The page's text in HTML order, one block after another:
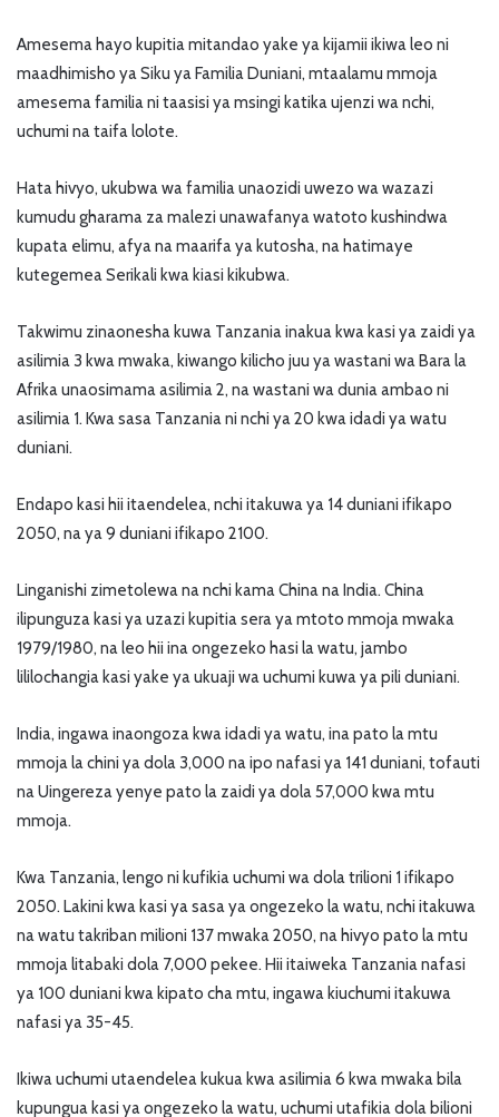
Amesema hayo kupitia mitandao yake ya kijamii ikiwa leo ni
maadhimisho ya Siku ya Familia Duniani, mtaalamu mmoja
amesema familia ni taasisi ya msingi katika ujenzi wa nchi,
uchumi na taifa lolote.
Hata hivyo, ukubwa wa familia unaozidi uwezo wa wazazi
kumudu gharama za malezi unawafanya watoto kushindwa
kupata elimu, afya na maarifa ya kutosha, na hatimaye
kutegemea Serikali kwa kiasi kikubwa.
Takwimu zinaonesha kuwa Tanzania inakua kwa kasi ya zaidi ya
asilimia 3 kwa mwaka, kiwango kilicho juu ya wastani wa Bara la
Afrika unaosimama asilimia 2, na wastani wa dunia ambao ni
asilimia 1. Kwa sasa Tanzania ni nchi ya 20 kwa idadi ya watu
duniani.
Endapo kasi hii itaendelea, nchi itakuwa ya 14 duniani ifikapo
2050, na ya 9 duniani ifikapo 2100.
Linganishi zimetolewa na nchi kama China na India. China
ilipunguza kasi ya uzazi kupitia sera ya mtoto mmoja mwaka
1979/1980, na leo hii ina ongezeko hasi la watu, jambo
lililochangia kasi yake ya ukuaji wa uchumi kuwa ya pili duniani.
India, ingawa inaongoza kwa idadi ya watu, ina pato la mtu
mmoja la chini ya dola 3,000 na ipo nafasi ya 141 duniani, tofauti
na Uingereza yenye pato la zaidi ya dola 57,000 kwa mtu
mmoja.
Kwa Tanzania, lengo ni kufikia uchumi wa dola trilioni 1 ifikapo
2050. Lakini kwa kasi ya sasa ya ongezeko la watu, nchi itakuwa
na watu takriban milioni 137 mwaka 2050, na hivyo pato la mtu
mmoja litabaki dola 7,000 pekee. Hii itaiweka Tanzania nafasi
ya 100 duniani kwa kipato cha mtu, ingawa kiuchumi itakuwa
nafasi ya 35-45.
Ikiwa uchumi utaendelea kukua kwa asilimia 6 kwa mwaka bila
kupungua kasi ya ongezeko la watu, uchumi utafikia dola bilioni